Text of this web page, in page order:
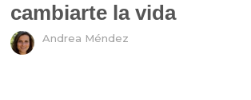
cambiarte la vida
Andrea Méndez